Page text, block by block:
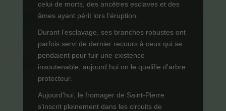
celui de morts, des ancêtres esclaves et des
âmes ayant périt lors l'éruption.
Durant l’esclavage, ses branches robustes ont
parfois servi de dernier recours à ceux qui se
pendaient pour fuir une existence
insoutenable, aujourd hui on le qualifie d'arbre
protecteur.
Aujourd’hui, le fromager de Saint-Pierre
s’inscrit pleinement dans les circuits de